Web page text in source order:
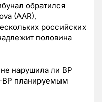
обратился
(AAR),
российских
половина
нарушила ли ВР
ВР планируемым